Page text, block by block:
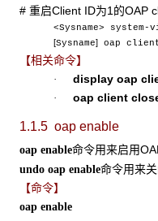
# 重启Client ID为1的OAP
<Sysname> system-
[Sysname] oap
【相关命令】
· display oap
· oap client
1.1.5 oap enable
oap enable命令用来启用
undo oap enable命令用来关
【命令】
oap enable